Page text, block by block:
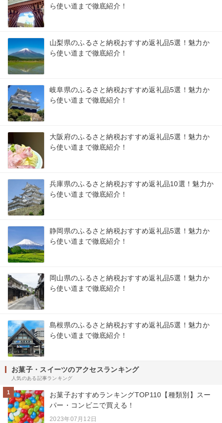
ら使い道まで徹底紹介！
山梨県のふるさと納税おすすめ返礼品5選！魅力か
ら使い道まで徹底紹介！
岐阜県のふるさと納税おすすめ返礼品5選！魅力か
ら使い道まで徹底紹介！
大阪府のふるさと納税おすすめ返礼品5選！魅力か
ら使い道まで徹底紹介！
兵庫県のふるさと納税おすすめ返礼品10選！魅力か
ら使い道まで徹底紹介！
静岡県のふるさと納税おすすめ返礼品5選！魅力か
ら使い道まで徹底紹介！
岡山県のふるさと納税おすすめ返礼品5選！魅力か
ら使い道まで徹底紹介！
島根県のふるさと納税おすすめ返礼品5選！魅力か
ら使い道まで徹底紹介！
お菓子・スイーツのアクセスランキング
人気のある記事ランキング
1
お菓子おすすめランキングTOP110【種類別】スー
パー・コンビニで買える！
2023年07月12日